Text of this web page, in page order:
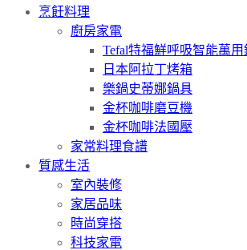
烹飪料理
廚房家電
Tefal特福鮮呼吸智能萬用
日本阿拉丁烤箱
樂鍋史蒂娜鍋具
金杯咖啡磨豆機
金杯咖啡法國壓
家常料理食譜
質感生活
室內裝修
家居品味
時尚穿搭
科技家電